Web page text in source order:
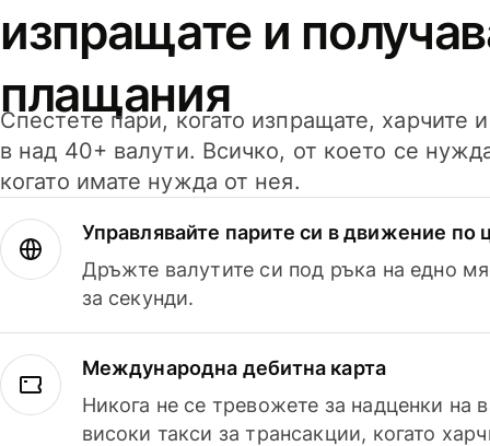
изпращате и
плащания
Спестете пари, когато изпращате, харчите
в над 40+ валути. Всичко, от което се
когато имате нужда от нея.
Управлявайте парите си в движение по
Дръжте валутите си под ръка на едно
за секунди.
Международна дебитна карта
Никога не се тревожете за надценки на
високи такси за трансакции, когато